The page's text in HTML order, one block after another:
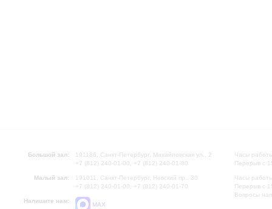
Большой зал:
191186, Санкт-Петербург, Михайловская ул., 2
+7 (812) 240-01-00, +7 (812) 240-01-80
Малый зал:
191011, Санкт-Петербург, Невский пр., 30
+7 (812) 240-01-00, +7 (812) 240-01-70
Напишите нам:
MAX
Часы
Перерыв с
Часы
Перерыв с
Вопросы